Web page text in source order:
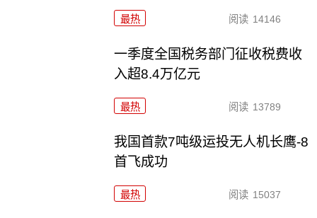
最热 阅读 14146
一季度全国税务部门征收税费收
入超8.4万亿元
最热 阅读 13789
我国首款7吨级运投无人机长鹰-8
首飞成功
最热 阅读 15037